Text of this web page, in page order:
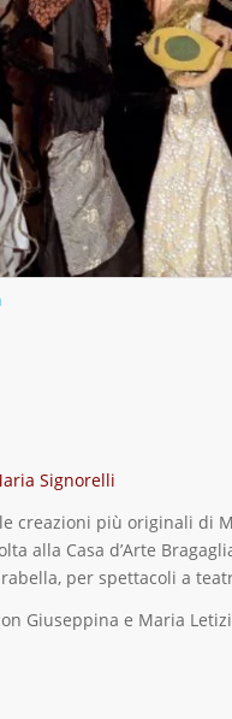
Signorelli
creazioni più originali di
alla Casa d’Arte
per spettacoli a
Giuseppina e Maria